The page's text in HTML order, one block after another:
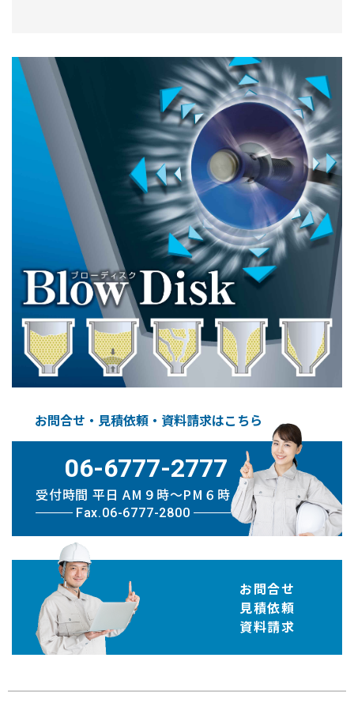
お問合せ・見積依頼・資料請求はこちら
06-6777-2777
受付時間 平日 AM９時〜PM６時
Fax.06-6777-2800
お問合せ
見積依頼
資料請求